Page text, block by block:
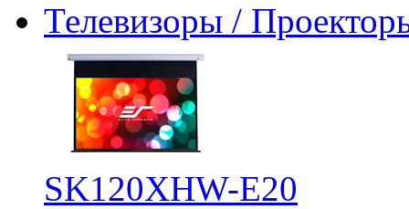
Телевизоры /
SK120XHW-E20